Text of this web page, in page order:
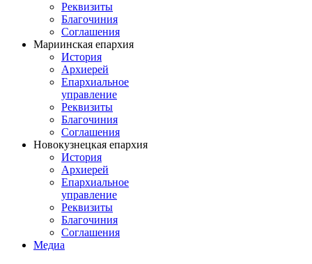
Реквизиты
Благочиния
Соглашения
Мариинская епархия
История
Архиерей
Епархиальное
управление
Реквизиты
Благочиния
Соглашения
Новокузнецкая епархия
История
Архиерей
Епархиальное
управление
Реквизиты
Благочиния
Соглашения
Медиа